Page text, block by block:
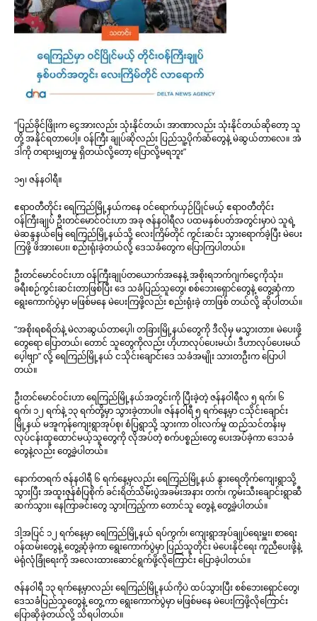
“ပြည်ခိုင်ဖြိုးက ငွေအားလည်း သုံးနိုင်တယ်၊ အာဏာလည်း သုံးနိုင်တယ်ဆိုတော့ သူ
တို့ အနိုင်ရတာပေါ့။ ဝန်ကြီး ချုပ်ဆိုလည်း ပြည်သူ့ပိုက်ဆံတွေနဲ့ မဲဆွယ်တာလေ။ အဲ
ဒါကို တရားမျှတမှု ရှိတယ်လို့တော့ ပြောလို့မရဘူး”
၁၅၊ ဇန်နဝါရီ။
ဧရာ၀တီတိုင်း ရေကြည်မြို့နယ်ကနေ ဝင်ရောက်ယှဉ်ပြိုင်မယ့် ဧရာ၀တီတိုင်း
ဝန်ကြီးချုပ် ဦးတင်မောင်ဝင်းဟာ အခု ဇန်နဝါရီလ ပထမနှစ်ပတ်အတွင်းမှာပဲ သူရဲ့
မဲဆန္ဒနယ်မြေ ရေကြည်မြို့နယ်သို့ လေးကြိမ်တိုင် ကွင်းဆင်း သွားရောက်ခဲ့ပြီး မဲပေး
ကြဖို့ ဖိအားပေး၊ စည်းရုံးခဲ့တယ်လို့ ဒေသခံတွေက ပြောကြပါတယ်။
ဦးတင်မောင်ဝင်းဟာ ဝန်ကြီးချုပ်တယောက်အနေနဲ့ အစိုးရဘက်ဂျက်ငွေကိုသုံး၊
ခရီးစဉ်ကွင်းဆင်းတာဖြစ်ပြီး ဒေ သခံပြည်သူတွေ၊ စစ်ဘေးရှောင်တွေနဲ့ တွေ့ဆုံကာ
ရွေးကောက်ပွဲမှာ မဖြစ်မနေ မဲပေးကြဖို့လည်း စည်းရုံးခဲ့ တာဖြစ် တယ်လို့ ဆိုပါတယ်။
“အစိုးရစရိတ်နဲ့ မဲလာဆွယ်တာပေ့ါ၊ တခြားမြို့နယ်တွေကို ဒီလိုမှ မသွားတာ။ မဲပေးဖို့
တွေရော ပြောတယ်၊ တောင် သူတွေကိုလည်း ဟိုဟာလုပ်ပေးမယ်၊ ဒီဟာလုပ်ပေးမယ်
ပေ့ါဗျာ” လို့ ရေကြည်မြို့နယ် ငသိုင်းချောင်းဒေ သခံအမျိုး သားတဦးက ပြောပါ
တယ်။
ဦးတင်မောင်ဝင်းဟာ ရေကြည်မြို့နယ်အတွင်းကို ပြီးခဲ့တဲ့ ဇန်နဝါရီလ ၅ ရက်၊ ၆
ရက်၊ ၁၂ ရက်နဲ့ ၁၃ ရက်တို့မှာ သွားခဲ့တာပါ။ ဇန်နဝါရီ ၅ ရက်နေ့မှာ ငသိုင်းချောင်း
မြို့နယ် မအူကုန်ကျေးရွာအုပ်စု၊ စံပြရွာသို့ သွားကာ ဝါးလက်မှု ထည်သင်တန်းမှ
လုပ်ငန်းထူထောင်မယ့်သူတွေကို လိုအပ်တဲ့ စက်ပစ္စည်းတွေ ပေးအပ်ခဲ့ကာ ဒေသခံ
တွေနဲ့လည်း တွေ့ခဲ့ပါတယ်။
နောက်တရက် ဇန်နဝါရီ ၆ ရက်နေ့မှလည်း ရေကြည်မြို့နယ် နွားရေတိုက်ကျေးရွာသို့
သွားပြီး အထူးဇုန်စံပြစိုက် ခင်းရိတ်သိမ်းပွဲအခမ်းအနား တက်၊ ကွမ်းသီးချောင်းရွာဆီ
ဆက်သွား၊ နေကြာခင်းတွေ သွားကြည့်ကာ တောင်သူ တွေနဲ့ တွေ့ခဲ့ပါတယ်။
ဒါ့အပြင် ၁၂ ရက်နေ့မှာ ရေကြည်မြို့နယ် ရပ်ကွက်၊ ကျေးရွာအုပ်ချုပ်ရေးမှူး၊ စာရေး
ဝန်ထမ်းတွေနဲ့ တွေ့ဆုံခဲ့ကာ ရွေးကောက်ပွဲမှာ ပြည်သူတိုင်း မဲပေးနိုင်ရေး ကူညီပေးဖို့နဲ့
မဲရုံလုံခြုံရေးကို အလေးထားဆောင်ရွက်ဖို့လိုကြောင်း ပြောခဲ့ပါတယ်။
ဇန်နဝါရီ ၁၃ ရက်နေ့မှာလည်း ရေကြည်မြို့နယ်ကိုပဲ ထပ်သွားပြီး စစ်ဘေးရှောင်တွေ၊
ဒေသခံပြည်သူတွေနဲ့ တွေ့ ကာ ရွေးကောက်ပွဲမှာ မဖြစ်မနေ မဲပေးကြဖို့လိုကြောင်း
ပြောဆိုခဲ့တယ်လို့ သိရပါတယ်။